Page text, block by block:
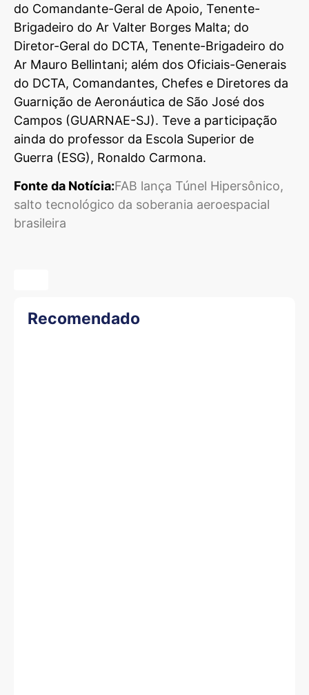
do Comandante-Geral de Apoio, Tenente-
Brigadeiro do Ar Valter Borges Malta; do
Diretor-Geral do DCTA, Tenente-Brigadeiro do
Ar Mauro Bellintani; além dos Oficiais-Generais
do DCTA, Comandantes, Chefes e Diretores da
Guarnição de Aeronáutica de São José dos
Campos (GUARNAE-SJ). Teve a participação
ainda do professor da Escola Superior de
Guerra (ESG), Ronaldo Carmona.
Fonte da Notícia:FAB lança Túnel Hipersônico,
salto tecnológico da soberania aeroespacial
brasileira
Recomendado